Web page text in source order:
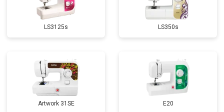
LS3125s LS350s
Artwork 31SE E20